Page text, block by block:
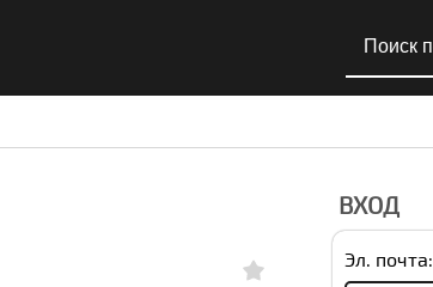
ВХОД
Эл. почта: